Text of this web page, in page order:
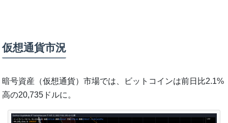
仮想通貨市況
暗号資産（仮想通貨）市場では、ビットコインは前日比2.1%
高の20,735ドルに。